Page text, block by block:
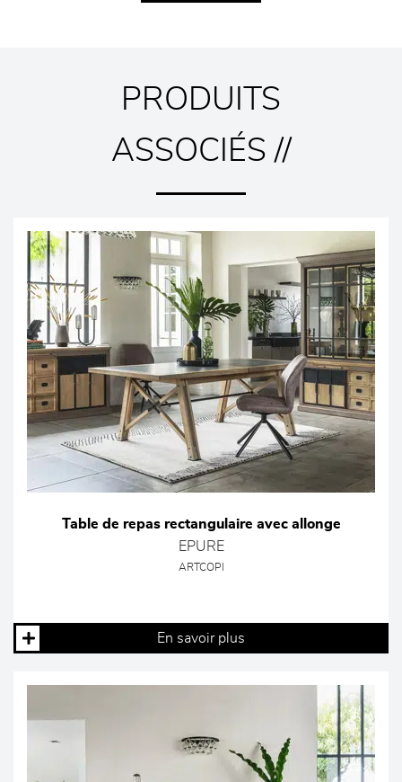
PRODUITS
ASSOCIÉS //
Table de repas rectangulaire avec allonge
EPURE
ARTCOPI
En savoir plus